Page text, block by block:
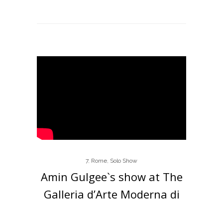
7, Rome, Solo Show
Amin Gulgee`s show at The
Galleria d’Arte Moderna di